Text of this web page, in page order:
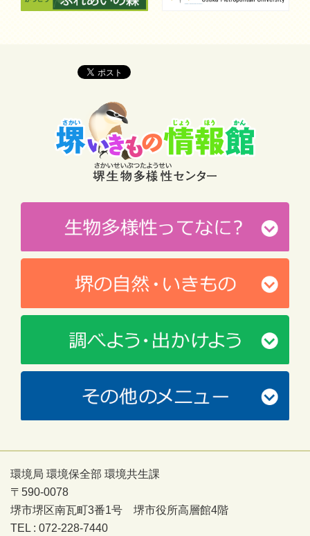
環境局 環境保全部 環境共生課
〒590-0078
堺市堺区南瓦町3番1号 堺市役所高層館4階
TEL : 072-228-7440